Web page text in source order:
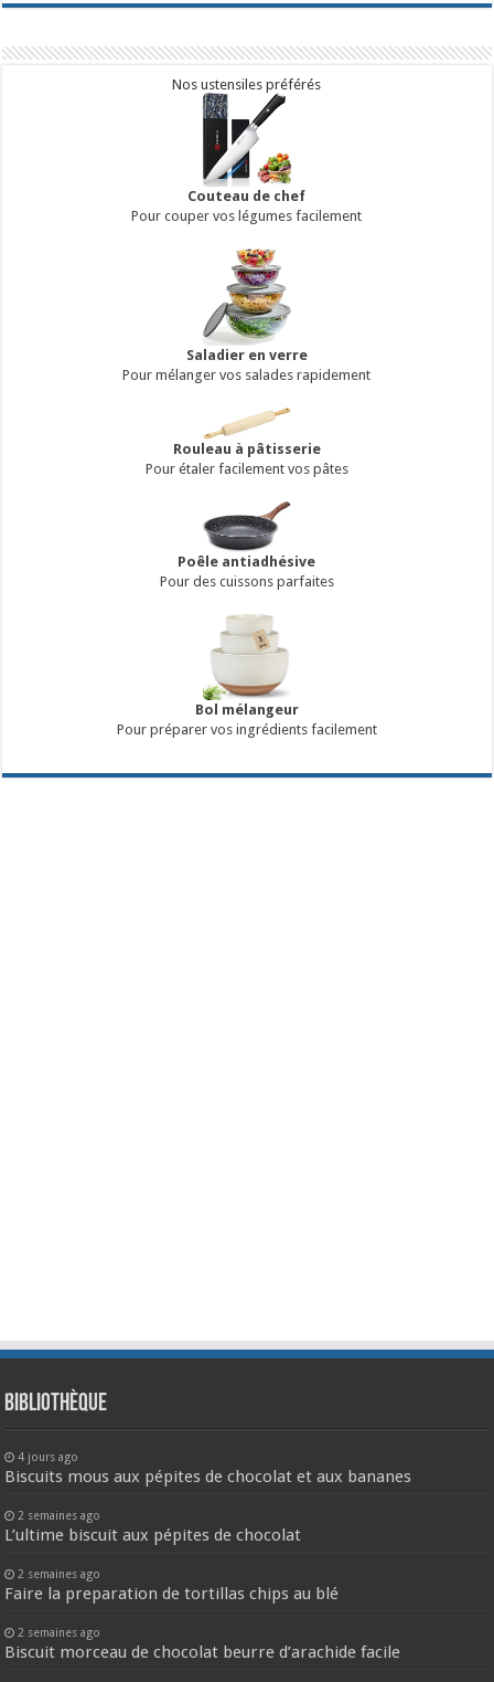
Nos ustensiles préférés
Couteau de chef
Pour couper vos légumes facilement
Saladier en verre
Pour mélanger vos salades rapidement
Rouleau à pâtisserie
Pour étaler facilement vos pâtes
Poêle antiadhésive
Pour des cuissons parfaites
Bol mélangeur
Pour préparer vos ingrédients facilement
Bibliothèque
4 jours ago
Biscuits mous aux pépites de chocolat et aux bananes
2 semaines ago
L’ultime biscuit aux pépites de chocolat
2 semaines ago
Faire la preparation de tortillas chips au blé
2 semaines ago
Biscuit morceau de chocolat beurre d’arachide facile